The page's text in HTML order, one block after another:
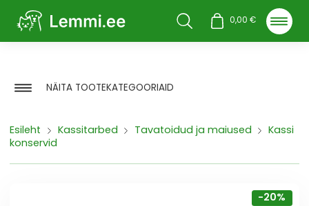
Otsi 0,00€
NÄITA TOOTEKATEGOORIAID
Esileht Kassitarbed Tavatoidud ja maiused
Kassi
konservid
-20%